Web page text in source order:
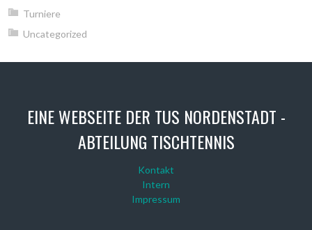
Turniere
Uncategorized
EINE WEBSEITE DER TUS NORDENSTADT -
ABTEILUNG TISCHTENNIS
Kontakt
Intern
Impressum